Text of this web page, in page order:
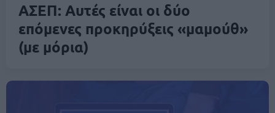
ΑΣΕΠ: Αυτές είναι οι δύο
επόμενες προκηρύξεις «μαμούθ»
(με μόρια)